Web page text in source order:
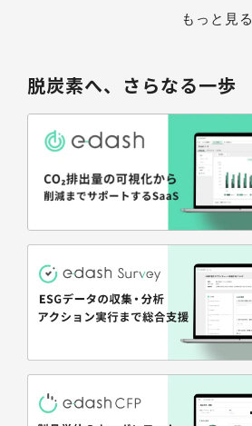
もっと見る
脱炭素へ、さらなる一歩